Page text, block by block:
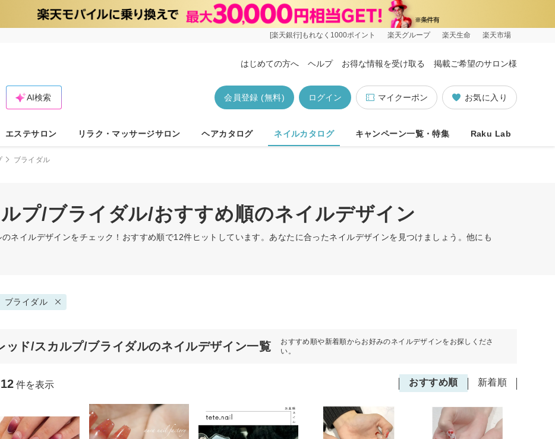
[楽天銀行]もれなく1000ポイント 楽天グループ 楽天生命 楽天市場
はじめての方へ ヘルプ お得な情報を受け取る 掲載ご希望のサロン様
お気に入り
マイクーポン
ログイン
会員登録 (無料)
AI検索
エステサロン リラク・マッサージサロン ヘアカタログ ネイルカタログ キャンペーン一覧・特集 Raku Lab
ブライダル
プ/ブライダル/おすすめ順のネイルデザイン
ネイルデザインをチェック！おすすめ順で12件ヒットしています。あなたに合ったネイルデザインを見つけましょう。他にも
ブライダル
ッド/スカルプ/ブライダルのネイルデザイン一覧
おすすめ順や新着順からお好みのネイルデザインをお探しくださ
い。
おすすめ順 新着順
12 件を表示